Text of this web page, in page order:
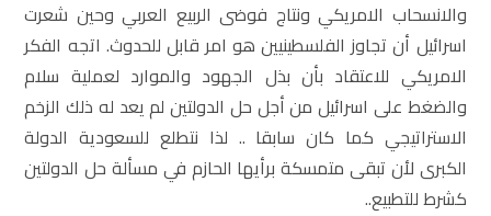
والانسحاب الامريكي ونتاج فوضى الربيع العربي وحين شعرت
اسرائيل أن تجاوز الفلسطينيين هو امر قابل للحدوث. اتجه الفكر
الامريكي للاعتقاد بأن بذل الجهود والموارد لعملية سلام
والضغط على اسرائيل من أجل حل الدولتين لم يعد له ذلك الزخم
الاستراتيجي كما كان سابقا .. لذا نتطلع للسعودية الدولة
الكبرى لأن تبقى متمسكة برأيها الحازم في مسألة حل الدولتين
كشرط للتطبيع..